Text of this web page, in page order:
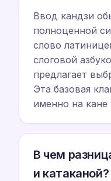
Ввод кандзи
полноценной
слово
слоговой
предлагает
Эта базовая
именно на кане
В чем
и катаканой?